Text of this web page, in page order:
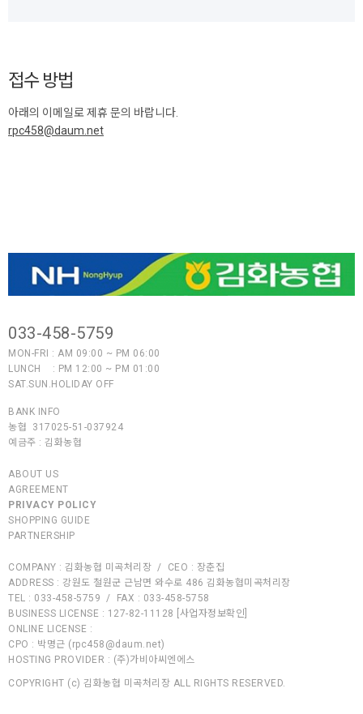
접수 방법
아래의 이메일로 제휴 문의 바랍니다.
rpc458@daum.net
033-458-5759
MON-FRI : AM 09:00 ~ PM 06:00
LUNCH : PM 12:00 ~ PM 01:00
SAT.SUN.HOLIDAY OFF
BANK INFO
농협 317025-51-037924
예금주 : 김화농협
ABOUT US
AGREEMENT
PRIVACY POLICY
SHOPPING GUIDE
PARTNERSHIP
COMPANY : 김화농협 미곡처리장 / CEO : 장춘집
ADDRESS : 강원도 철원군 근남면 와수로 486 김화농협미곡처리장
TEL : 033-458-5759 / FAX : 033-458-5758
BUSINESS LICENSE : 127-82-11128
[사업자정보확인]
ONLINE LICENSE :
CPO : 박명근 ( rpc458@daum.net)
HOSTING PROVIDER : (주)가비아씨엔에스
COPYRIGHT (c) 김화농협 미곡처리장 ALL RIGHTS RESERVED.